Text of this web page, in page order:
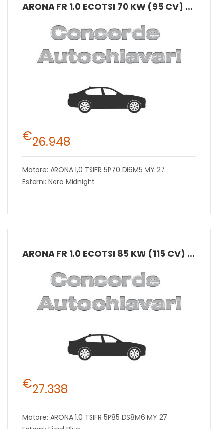
ARONA FR 1.0 ECOTSI 70 KW (95 CV) BENZINA MANUALE 5 MARCE 2WD
€26.948
Motore: ARONA 1,0 TSIFR 5P70 DI6M5 MY 27
Esterni: Nero Midnight
ARONA FR 1.0 ECOTSI 85 KW (115 CV) BENZINA MANUALE 6 MARCE 2WD
€27.338
Motore: ARONA 1,0 TSIFR 5P85 DS8M6 MY 27